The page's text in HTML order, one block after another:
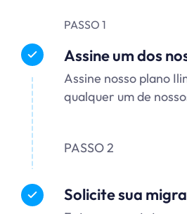
PASSO 1
Assine um dos
Assine nosso plano
qualquer um de
PASSO 2
Solicite sua